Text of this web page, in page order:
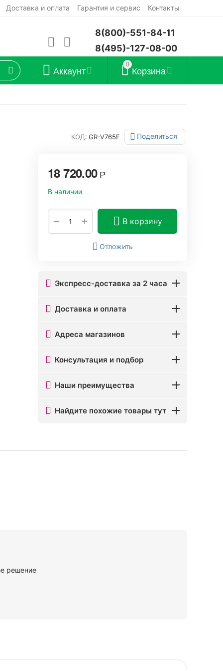
Доставка и оплата Гарантия и сервис Контакты
8(800)-551-84-11
8(495)-127-08-00
0 Корзина
Аккаунт
КОД: GR-V765E Поделиться
18 720.00 Р
В наличии
+
− В корзину
Отложить
Экспресс-доставка за 2 часа
Доставка и оплата
Адреса магазинов
Консультация и подбор
Наши преимущества
Найдите похожие товары тут
решение